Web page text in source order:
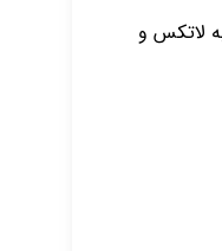
به لاتکس و